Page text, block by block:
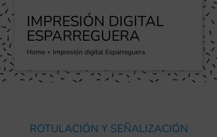
Productos
Trabajos
Blog
Contacto
IMPRESIÓN DIGITAL
ESPARREGUERA
Home Impresión digital Esparreguera
ROTULACIÓN Y SEÑALIZACIÓN